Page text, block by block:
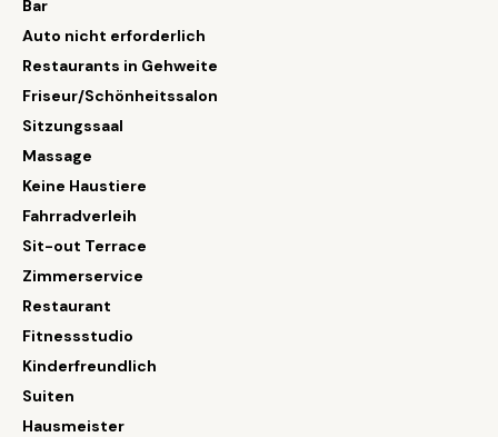
Bar
Auto nicht erforderlich
Restaurants in Gehweite
Friseur/Schönheitssalon
Sitzungssaal
Massage
Keine Haustiere
Fahrradverleih
Sit-out Terrace
Zimmerservice
Restaurant
Fitnessstudio
Kinderfreundlich
Suiten
Hausmeister